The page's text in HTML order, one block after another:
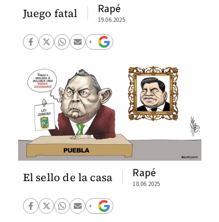
Juego fatal Rapé
19.06.2025
El sello de la casa Rapé
18.06.2025